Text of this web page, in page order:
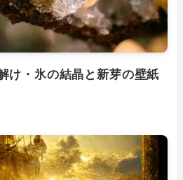
け・氷の結晶と新芽の壁紙